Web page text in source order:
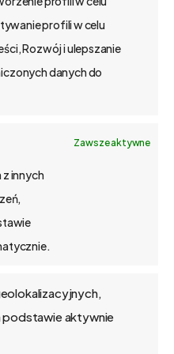
profili w celu
Rozwój i ulepszanie
danych do
Zawsze aktywne
z innych
podstawie aktywnie